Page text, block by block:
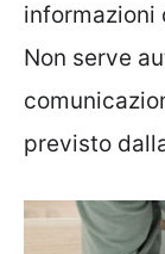
informazioni
Non serve
previsto